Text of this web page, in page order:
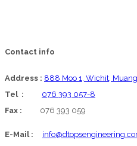
Contact info
Address : 888 Moo 1, Wichit,
Tel : 076 393 057-8
Fax : 076 393 059
E-Mail :